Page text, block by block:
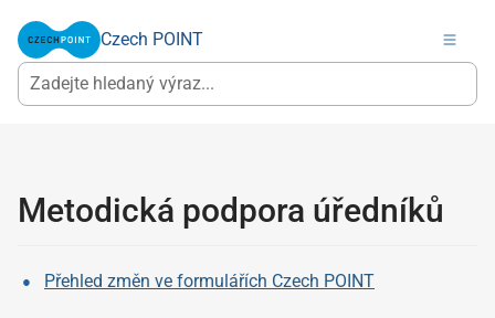
Czech POINT
Metodická podpora úředníků
Přehled změn ve formulářích Czech POINT